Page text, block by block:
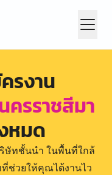
รงาน
ครราชสีมา
หมด
ษัทชั้นนำ ในพื้นที่ใกล้
ช่วยให้คุณได้งานไว